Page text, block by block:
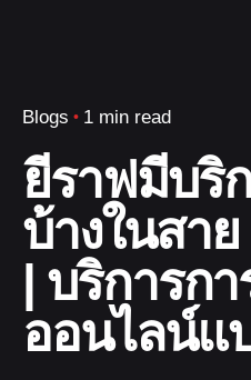
Blogs 1 min read
ยีราฟมีบริ
บ้างในสา
| บริการก
ออนไลน์แ